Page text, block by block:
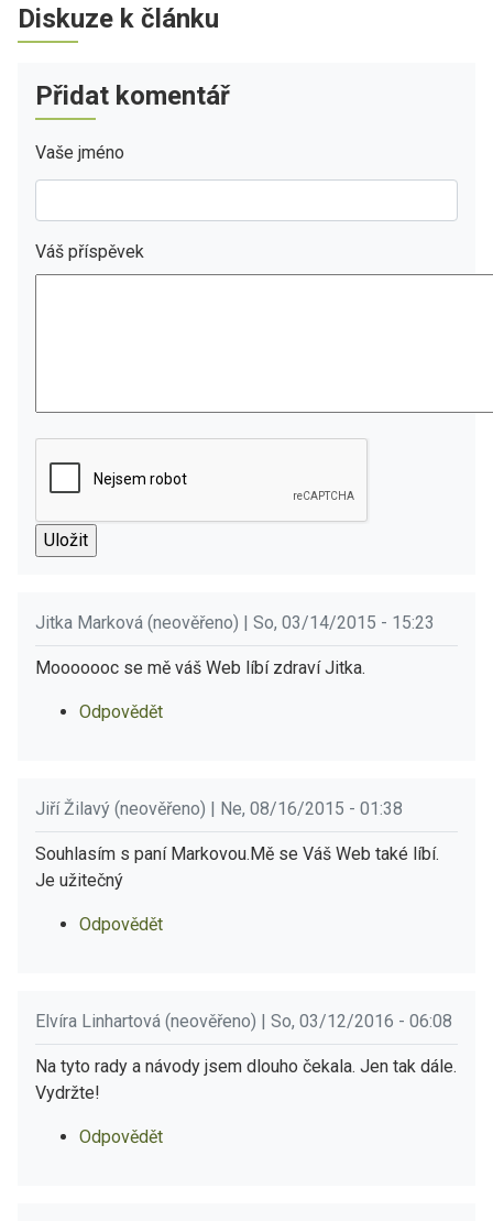
Diskuze k článku
Přidat komentář
Vaše jméno
Váš příspěvek
Jitka Marková (neověřeno) | So, 03/14/2015 - 15:23
Mooooooc se mě váš Web líbí zdraví Jitka.
Odpovědět
Jiří Žilavý (neověřeno) | Ne, 08/16/2015 - 01:38
Souhlasím s paní Markovou.Mě se Váš Web také líbí.
Je užitečný
Odpovědět
Elvíra Linhartová (neověřeno) | So, 03/12/2016 - 06:08
Na tyto rady a návody jsem dlouho čekala. Jen tak dále.
Vydržte!
Odpovědět